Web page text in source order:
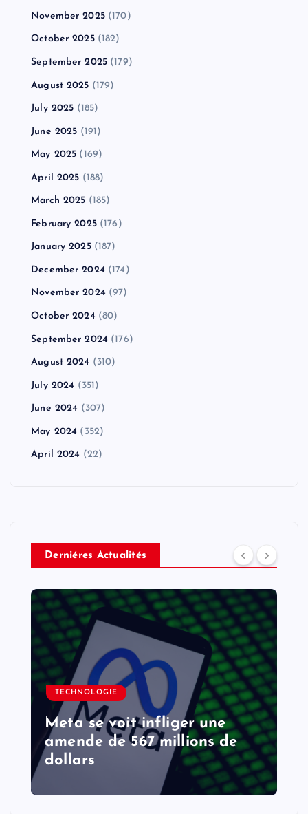
November 2025(170)
October 2025(182)
September 2025 (179)
August 2025 (179)
July 2025 (185)
June 2025 (191)
May 2025 (169)
April 2025 (188)
March 2025 (185)
February 2025(176)
January 2025(187)
December 2024 (174)
November 2024 (97)
October 2024 (80)
September 2024 (176)
August 2024 (310)
July 2024 (351)
June 2024 (307)
May 2024 (352)
April 2024 (22)
Derniéres Actualités
TECHNOLOGIE
Meta se voit infliger une
amende de 567 millions de
dollars